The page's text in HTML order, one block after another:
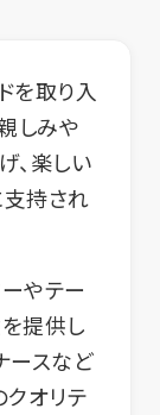
を取り入
しみや
、楽しい
持され
やテー
提供し
ースなど
クオリテ